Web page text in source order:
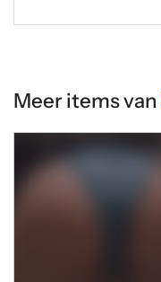
Meer items van